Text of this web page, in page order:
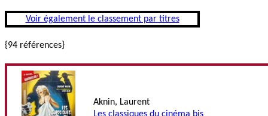
Voir également le classement par titres
{94 références}
Aknin, Laurent